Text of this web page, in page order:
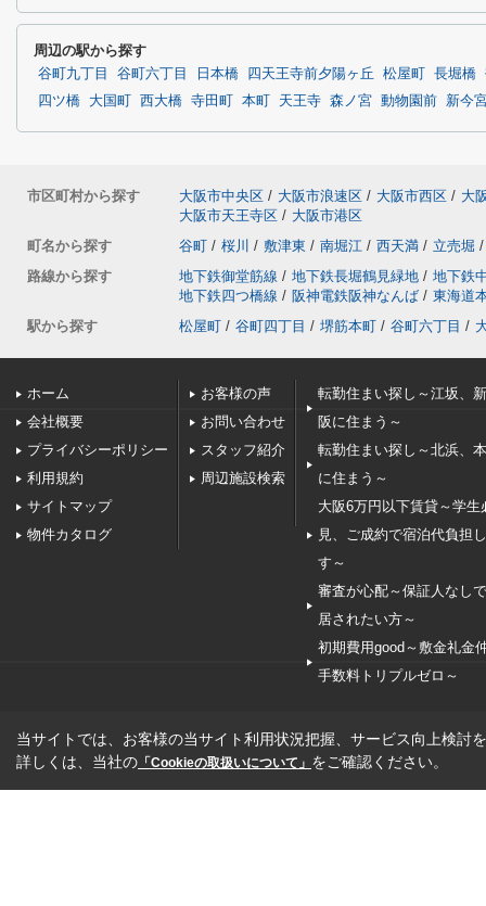
周辺の駅から探す
谷町九丁目 谷町六丁目 日本橋 四天王寺前夕陽ヶ丘 松屋町 長堀橋
四ツ橋
大国町 西大橋 寺田町 本町 天王寺 森ノ宮 動物園前 新今
市区町村から探す 大阪市中央区 / 大阪市浪速区 / 大阪市西区 / 大
大阪市天王寺区 / 大阪市港区
町名から探す
谷町 / 桜川 / 敷津東 / 南堀江 / 西天満 / 立売堀 /
路線から探す
地下鉄御堂筋線 / 地下鉄長堀鶴見緑地 / 地下鉄
地下鉄四つ橋線 / 阪神電鉄阪神なんば / 東海道
駅から探す
松屋町 / 谷町四丁目 / 堺筋本町 / 谷町六丁目 /
ホーム
会社概要
プライバシーポリシー
利用規約
サイトマップ
物件カタログ
お客様の声
お問い合わせ
スタッフ紹介
周辺施設検索
転勤住まい探し～江坂、
阪に住まう～
転勤住まい探し～北浜、
に住まう～
大阪6万円以下賃貸～学生
見、ご成約で宿泊代負担
す～
審査が心配～保証人なし
居されたい方～
初期費用good～敷金礼金
手数料トリプルゼロ～
当サイトでは、お客様の当サイト利用状況把握、サービス向上検討
詳しくは、当社の 「Cookieの取扱いについて」 をご確認ください。